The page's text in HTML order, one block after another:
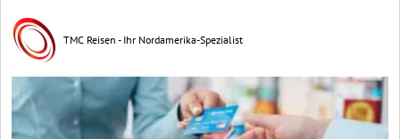
TMC Reisen - Ihr Nordamerika-Spezialist